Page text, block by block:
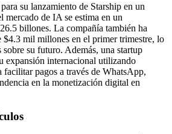
su lanzamiento de Starship en un
mercado de IA se estima en un
billones. La compañía también ha
$4.3 mil millones en el primer trimestre, lo
sobre su futuro. Además, una startup
expansión internacional utilizando
pagos a través de WhatsApp,
en la monetización digital en